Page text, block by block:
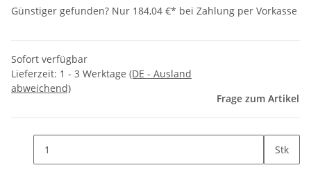
Günstiger gefunden? Nur 184,04 €* bei Zahlung per Vorkasse
Sofort verfügbar
Lieferzeit: 1 - 3 Werktage (DE - Ausland
abweichend)
Frage zum Artikel
Stk